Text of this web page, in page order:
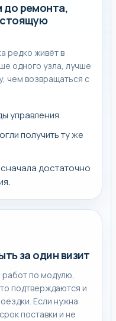
что нужна
становится ясно,
узлы, проводку,
управление.
почему одной
запах проводки,
дисплее, лучше
новый цикл до
помпу,
технику
наугад. Сначала
уже подбирать
до ремонта,
редко живёт в
одного узла, лучше
чем возвращаться с
управления.
получить ту же
достаточно
за один визит
по модулю,
подтверждаются и
Если нужна
поставки и не